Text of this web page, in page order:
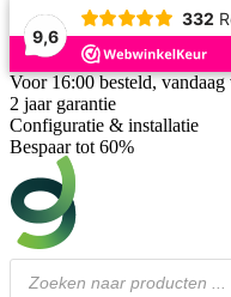
9,6
332
Voor 16:00 besteld, vandaag
2 jaar garantie
Configuratie & installatie
Bespaar tot 60%
Producten
zoeken